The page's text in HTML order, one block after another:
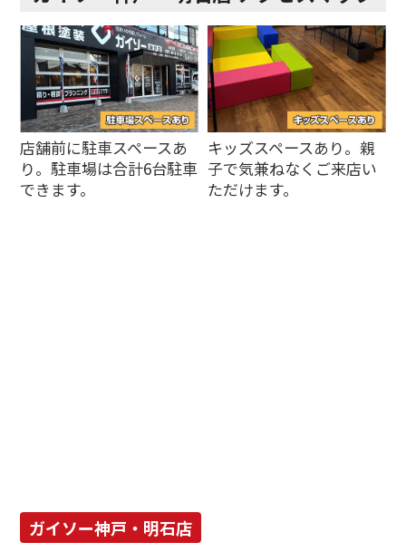
店舗前に駐車スペースあ
り。駐車場は合計6台駐車
できます。
キッズスペースあり。親
子で気兼ねなくご来店い
ただけます。
ガイソー神戸・明石店